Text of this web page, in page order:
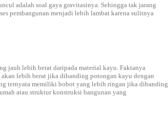
adalah soal gaya gravitasinya. Sehingga tak jarang
pembangunan menjadi lebih lambat karena sulitnya
jauh lebih berat daripada material kayu. Faktanya
lebih berat jika dibanding potongan kayu dengan
ternyata memiliki bobot yang lebih ringan jika dibanding
atau struktur konstruksi bangunan yang